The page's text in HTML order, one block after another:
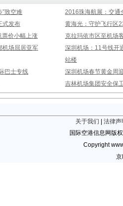
”致空难
2016珠海航展：交通
式发布
黄海光：守护飞行区
票价小幅上涨
克拉玛依市区至机场
机场屈居亚军
深圳机场：11号线开
站楼
巴士专线
深圳机场春节黄金周
吉林机场集团安全保
关于我们
法律声
国际空港信息网版
Copyright